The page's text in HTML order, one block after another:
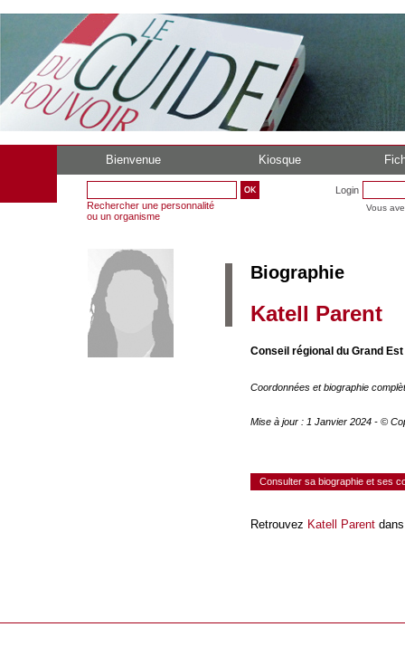
Bienvenue Kiosque
Rechercher une personnalité
ou un organisme
Login
Vous
Biographie
Katell Parent
Conseil régional du Grand
Coordonnées et biographie
Mise à jour : 1 Janvier 2024 - ©
Consulter sa biographie et ses
Retrouvez Katell Parent